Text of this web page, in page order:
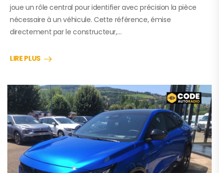
joue un rôle central pour identifier avec précision la pièce
nécessaire à un véhicule. Cette référence, émise
directement par le constructeur,…
LIRE PLUS